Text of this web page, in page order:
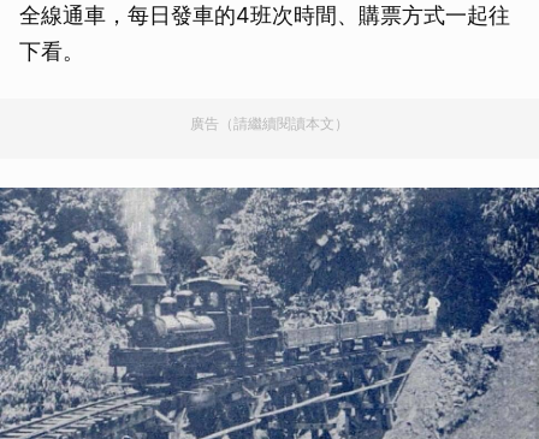
全線通車，每日發車的4班次時間、購票方式一起往
下看。
廣告（請繼續閱讀本文）